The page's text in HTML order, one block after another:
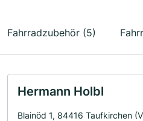
Fahrradzubehör (5)
Hermann Holbl
Blainöd 1, 84416 Taufkirchen